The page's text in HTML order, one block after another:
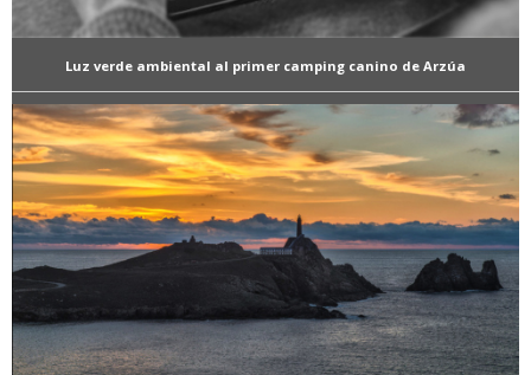
Luz verde ambiental al primer camping canino de Arzúa